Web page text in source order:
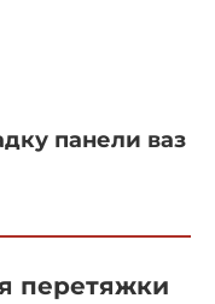
панели ваз
перетяжки